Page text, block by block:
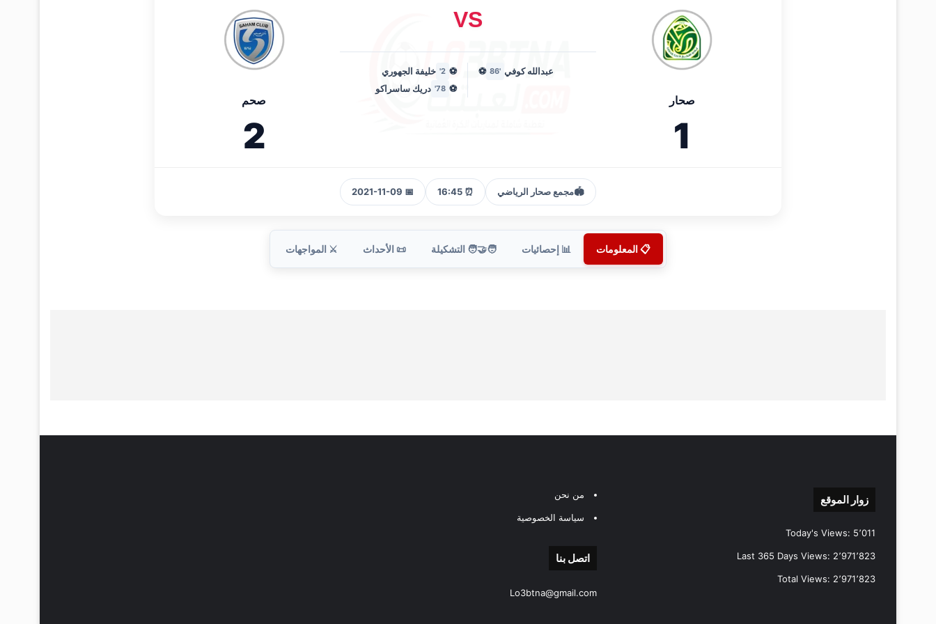
صحار
1
VS
عبدالله كوفي '86
⚽
⚽
2' خليفة الجهوري
⚽
78' دريك ساسراكو
صحم
2
🏟️مجمع صحار الرياضي ⏰ 16:45
📅 2021-11-09
📋 المعلومات 📊 إحصائيات 🧑‍🤝‍🧑 التشكيلة 📜 الأحداث ⚔️ المواجهات
زوار الموقع
Today's Views: 5٬011
Last 365 Days Views: 2٬971٬823
Total Views: 2٬971٬823
من نحن
سياسة الخصوصية
اتصل بنا
Lo3btna@gmail.com